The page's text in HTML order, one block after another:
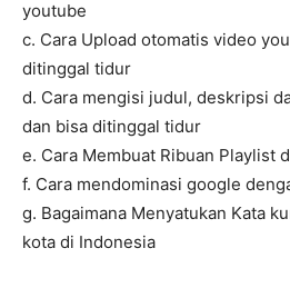
youtube
c. Cara Upload otomatis video
ditinggal tidur
d. Cara mengisi judul, deskripsi
dan bisa ditinggal tidur
e. Cara Membuat Ribuan Playlist
f. Cara mendominasi google
g. Bagaimana Menyatukan Kata
kota di Indonesia